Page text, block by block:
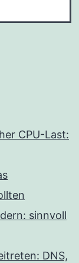
CPU-Last:
sinnvoll
DNS,